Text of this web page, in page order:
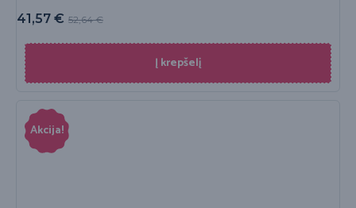
52,64€
41,57 €
Į krepšelį
Akcija!